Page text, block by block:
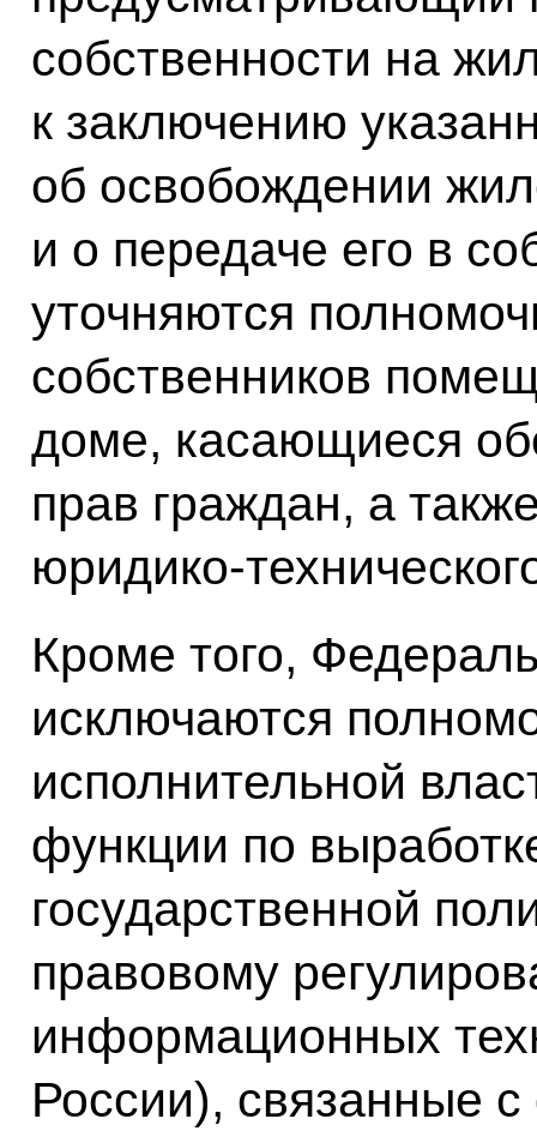
собственности на
к заключению
об освобождении
и о передаче его в
уточняются
собственников
доме, касающиеся
прав граждан, а
юридико-
Кроме того,
исключаются
исполнительной
функции по
государственной
правовому
информационных
России), связанные